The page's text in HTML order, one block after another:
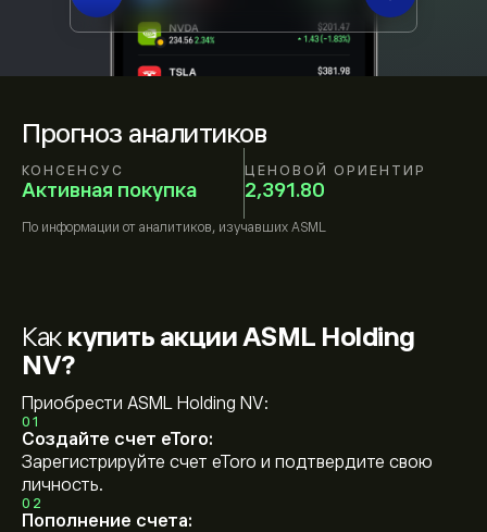
Прогноз аналитиков
КОНСЕНСУС
Активная покупка
ЦЕНОВОЙ ОРИЕНТИР
2,391.80
По информации от аналитиков, изучавших ASML
Как купить акции ASML Holding
NV?
Приобрести ASML Holding NV:
01
Создайте счет eToro:
Зарегистрируйте счет eToro и подтвердите свою
личность.
02
Пополнение счета: